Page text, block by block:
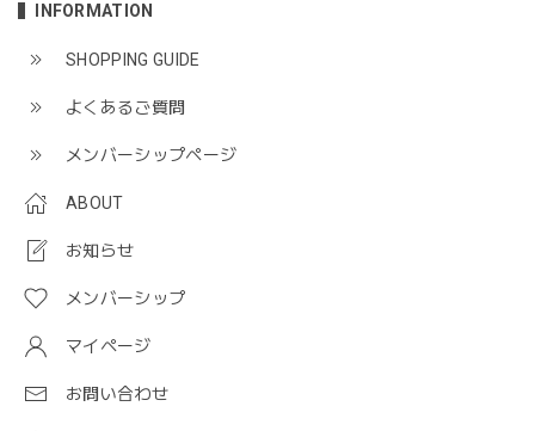
INFORMATION
SHOPPING GUIDE
よくあるご質問
メンバーシップページ
ABOUT
お知らせ
メンバーシップ
マイページ
お問い合わせ